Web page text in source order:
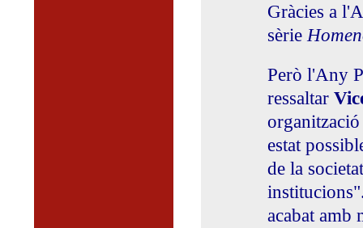
Gràcies a
sèrie
Però l'Any
ressaltar
estat
de la
acabat amb